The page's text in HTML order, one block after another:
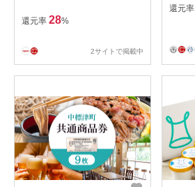
中標津町 中標津【2300301】
還元率 28%
2サイトで掲載中
還元率